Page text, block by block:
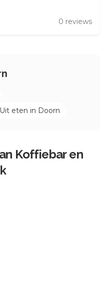
0 reviews
Uit eten in Doorn
Koffiebar en